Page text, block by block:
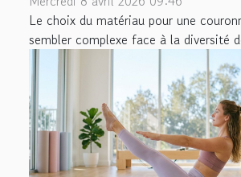
Le choix du matériau pour une
sembler complexe face à la diversité